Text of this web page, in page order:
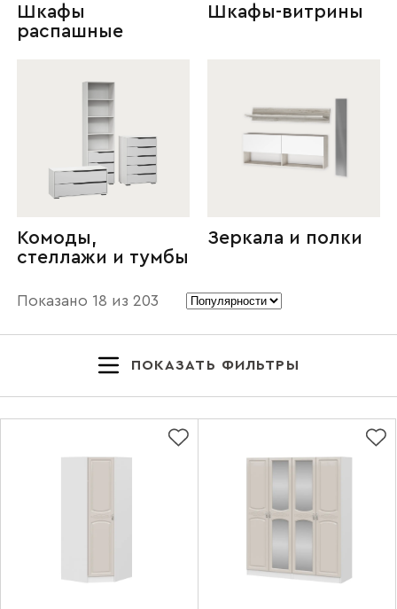
Шкафы
распашные
Шкафы-витрины
Комоды,
стеллажи и тумбы
Зеркала и полки
Показано 18 из 203
ПОКАЗАТЬ ФИЛЬТРЫ